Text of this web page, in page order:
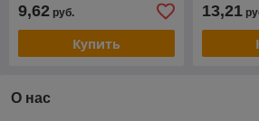
9,62 руб.
Купить
13,21
О нас